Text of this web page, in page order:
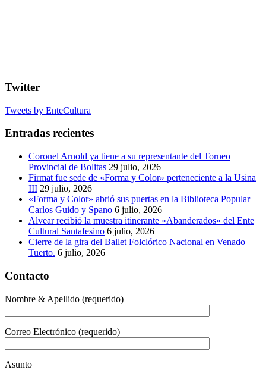
Twitter
Tweets by EnteCultura
Entradas recientes
Coronel Arnold ya tiene a su representante del Torneo
Provincial de Bolitas 29 julio, 2026
Firmat fue sede de «Forma y Color» perteneciente a la Usina
III 29 julio, 2026
«Forma y Color» abrió sus puertas en la Biblioteca Popular
Carlos Guido y Spano 6 julio, 2026
Alvear recibió la muestra itinerante «Abanderados» del Ente
Cultural Santafesino 6 julio, 2026
Cierre de la gira del Ballet Folclórico Nacional en Venado
Tuerto. 6 julio, 2026
Contacto
Nombre & Apellido (requerido)
Correo Electrónico (requerido)
Asunto